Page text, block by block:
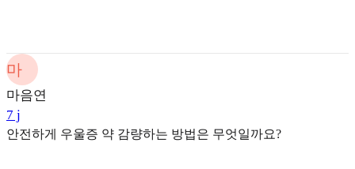
마
마음연
7 j
안전하게 우울증 약 감량하는 방법은 무엇일까요?